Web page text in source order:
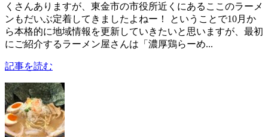
くさんありますが、東金市の市役所近くにあるここのラーメ
ンもだいぶ定着してきましたよねー！ ということで10月か
ら本格的に地域情報を更新していきたいと思いますが、最初
にご紹介するラーメン屋さんは「濃厚鶏らーめ...
記事を読む